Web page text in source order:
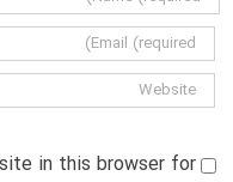
in this browser for